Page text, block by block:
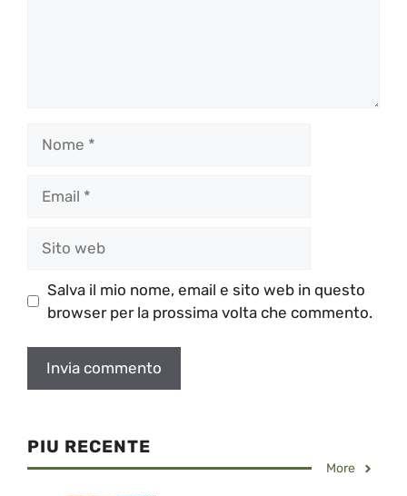
web
Salva il mio nome, email e sito web in questo
browser per la prossima volta che commento.
PIU RECENTE
More